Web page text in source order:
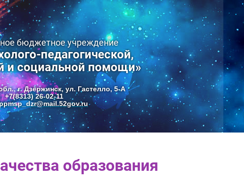
бюджетное учреждение
педагогической,
и социальной помощи»
г. Дзержинск, ул. Гастелло, 5-А
+7(8313) 26-02-11
образования